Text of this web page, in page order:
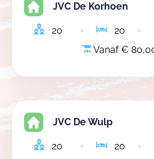
JVC De Korhoen
20 20
Vanaf €
JVC De Wulp
20 20